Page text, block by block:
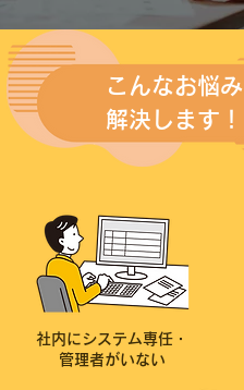
こんなお悩み
解決します！
社内にシステム専任・
管理者がいない